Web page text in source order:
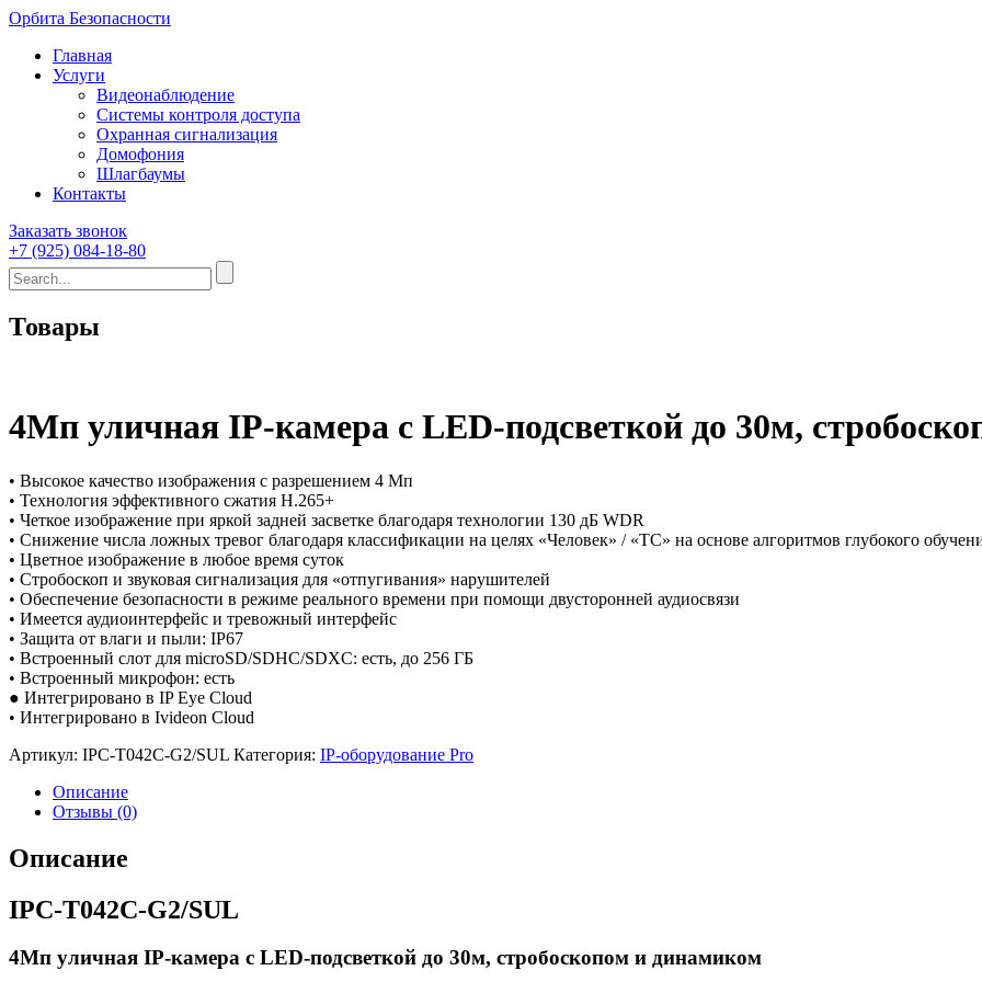
Орбита Безопасности
Главная
Услуги
Видеонаблюдение
Системы контроля доступа
Охранная сигнализация
Домофония
Шлагбаумы
Контакты
Заказать звонок
+7 (925) 084-18-80
Товары
4Мп уличная IP-камера с LED-подсветкой до 30м,
• Высокое качество изображения с разрешением 4 Мп
• Технология эффективного сжатия H.265+
• Четкое изображение при яркой задней засветке благодаря технологии 130 дБ WDR
• Снижение числа ложных тревог благодаря классификации на целях «Человек» / «ТС» на основе алгоритмов глубокого
• Цветное изображение в любое время суток
• Стробоскоп и звуковая сигнализация для «отпугивания» нарушителей
• Обеспечение безопасности в режиме реального времени при помощи двусторонней аудиосвязи
• Имеется аудиоинтерфейс и тревожный интерфейс
• Защита от влаги и пыли: IP67
• Встроенный слот для microSD/SDHC/SDXC: есть, до 256 ГБ
• Встроенный микрофон: есть
● Интегрировано в IP Eye Cloud
• Интегрировано в Ivideon Cloud
Артикул: IPC-T042C-G2/SUL Категория: IP-оборудование Pro
Описание
Отзывы (0)
Описание
IPC-T042C-G2/SUL
4Мп уличная IP-камера с LED-подсветкой до 30м, стробоскопом и динамиком